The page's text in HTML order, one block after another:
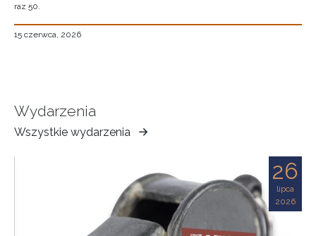
raz 50.
15 czerwca, 2026
Wydarzenia
Wszystkie wydarzenia
Muzeum
Ziemi
26
lipca
2026